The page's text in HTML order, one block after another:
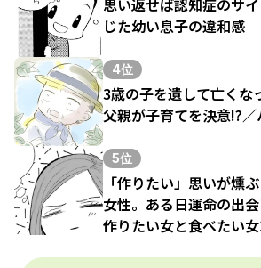
思い返せば認知症のサ
じた幼い息子の違和感
4位
3歳の子を遺して亡くな
父親が子育てを決意!?／
5位
「作りたい」思いが燻
女性。ある日運命の出
作りたい女と食べたい女